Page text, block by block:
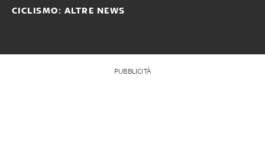
CICLISMO: ALTRE NEWS
PUBBLICITÀ